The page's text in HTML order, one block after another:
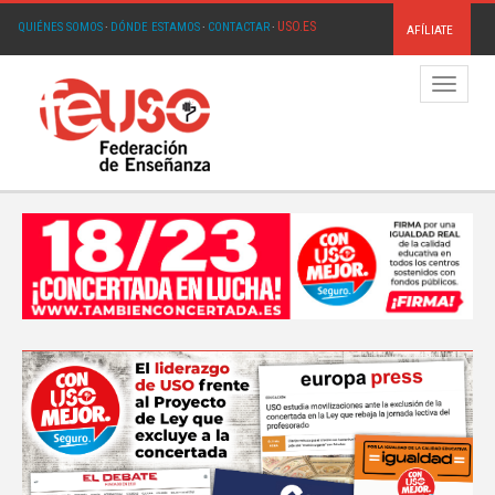
QUIÉNES SOMOS· DÓNDE ESTAMOS· CONTACTAR· USO.ES AFÍLIATE
Menú